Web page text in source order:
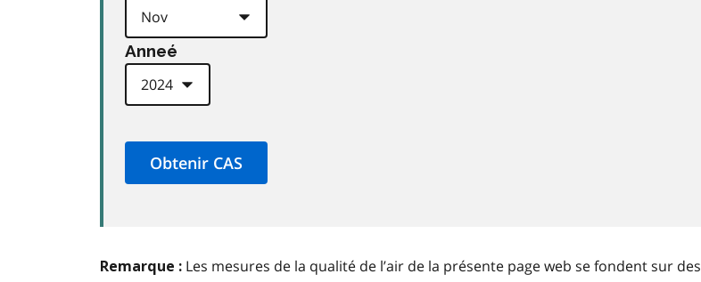
Anneé
Remarque : Les mesures de la qualité de l’air de la présente page web se fondent sur des